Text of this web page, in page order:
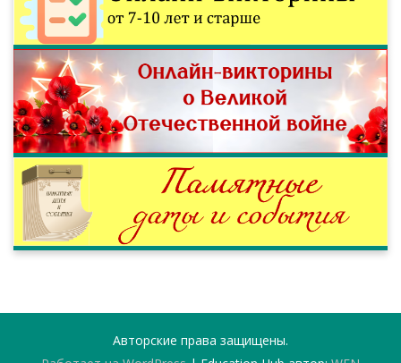
Авторские права защищены.